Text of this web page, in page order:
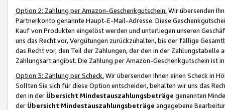
Option 2: Zahlung per Amazon-Geschenkgutschein. Wir übersenden
Partnerkonto genannte Haupt-E-Mail-Adresse. Diese
Kauf von Produkten eingelöst werden und unterliegen unseren
uns das Recht vor, Vergütungen zurückzuhalten, bis der fällige
das Recht vor, den Teil der Zahlungen, der den in der
Zahlungsart angibst. Die Zahlung per Amazon-Geschenkgutschein ist
Option 3: Zahlung per Scheck. Wir übersenden Ihnen einen Scheck in
Sollten Sie sich für diese Option entscheiden, behalten wir uns das
den in der Übersicht Mindestauszahlungsbeträge genannten
der Übersicht Mindestauszahlungsbeträge angegebene